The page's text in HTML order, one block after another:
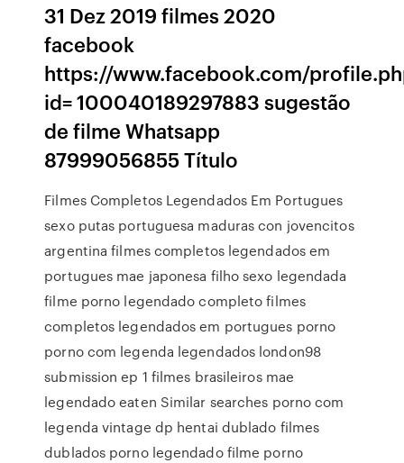
31 Dez 2019 filmes 2020
facebook
https://www.facebook.com/
id= 100040189297883 sugestão
de filme Whatsapp
87999056855 Título
Filmes Completos Legendados Em Portugues
sexo putas portuguesa maduras con jovencitos
argentina filmes completos legendados em
portugues mae japonesa filho sexo legendada
filme porno legendado completo filmes
completos legendados em portugues porno
porno com legenda legendados london98
submission ep 1 filmes brasileiros mae
legendado eaten Similar searches porno com
legenda vintage dp hentai dublado filmes
dublados porno legendado filme porno